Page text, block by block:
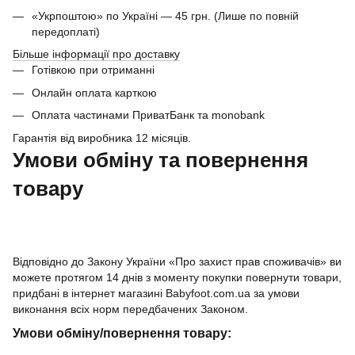
«Укрпоштою» по Україні — 45 грн. (Лише по повній
передоплаті)
Більше інформації про доставку
Готівкою при отриманні
Онлайн оплата карткою
Оплата частинами ПриватБанк та monobank
Гарантія від виробника 12 місяців.
Умови обміну та повернення
товару
Відповідно до Закону України «Про захист прав споживачів» ви
можете протягом 14 днів з моменту покупки повернути товари,
придбані в інтернет магазині Babyfoot.com.ua за умови
виконання всіх норм передбачених Законом.
Умови обміну/повернення товару: